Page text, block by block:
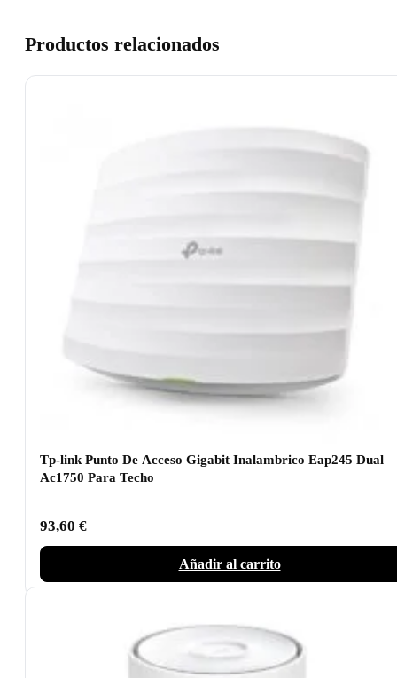
Productos relacionados
Tp-link Punto De Acceso Gigabit Inalambrico Eap245 Dual
Ac1750 Para Techo
93,60 €
Añadir al carrito